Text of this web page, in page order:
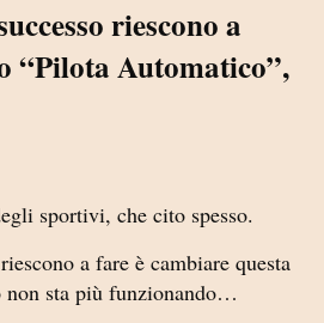
riescono a
“Pilota Automatico”,
sportivi, che cito spesso.
a fare è cambiare questa
non sta più funzionando…